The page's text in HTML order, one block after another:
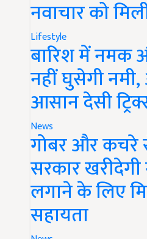
नवाचार को
Lifestyle
बारिश में नमक
नहीं घुसेगी
आसान देसी
News
गोबर और कचरे
सरकार
लगाने के लिए
सहायता